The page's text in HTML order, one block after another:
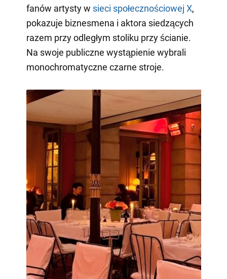
fanów artysty w sieci społecznościowej X,
pokazuje biznesmena i aktora siedzących
razem przy odległym stoliku przy ścianie.
Na swoje publiczne wystąpienie wybrali
monochromatyczne czarne stroje.